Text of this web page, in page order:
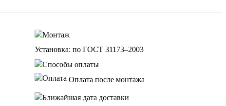
Установка: по ГОСТ 31173–2003
Оплата после монтажа